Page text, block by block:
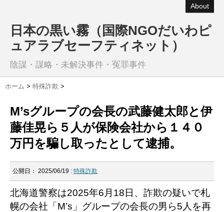
About
日本の黒い霧（国際NGOだいわピ
ュアラブセーフティネット）
陰謀・謀略・未解決事件・冤罪事件
ホーム > 特殊詐欺 >
M’sグループの会長の武藤健太郎と伊
藤佳晃ら５人が保険会社から１４０
万円を騙し取ったとして逮捕。
公開日： 2025/06/19 : 特殊詐欺
北海道警察は2025年6月18日、詐欺の疑いで札
幌の会社「M’s」グループの会長の男ら5人を再